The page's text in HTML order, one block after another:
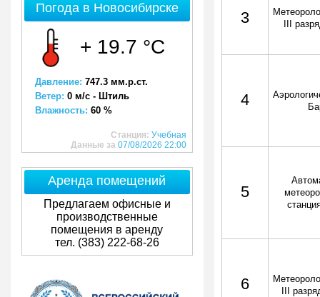
Погода в Новосибирске
+ 19.7 °C
Давление: 747.3 мм.р.ст.
Ветер: 0 м/с - Штиль
Влажность: 60 %
Станция: Учебная
Данные за 07/08/2026 22:00
Аренда помещений
Предлагаем офисные и
производственные
помещения в аренду
тел. (383) 222-68-26
3
III
4
5
6
III